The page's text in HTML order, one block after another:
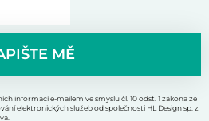
MĚ
informací e-mailem ve smyslu čl. 10 odst. 1 zákona ze
elektronických služeb od společnosti HL Design sp. z